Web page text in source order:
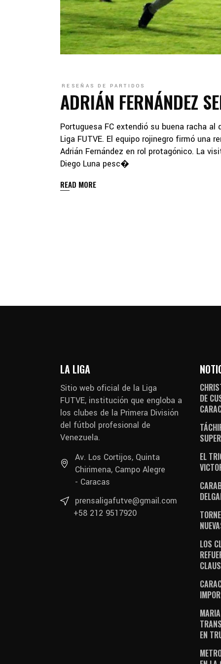
RESEÑAS DE PARTIDOS
ADRIÁN FERNÁNDEZ
Portuguesa FC extendió su buena racha
Liga FUTVE. El equipo rojinegro firmó una
Adrián Fernández en rol protagónico. La
Diego Luna pesc�
READ MORE
LA LIGA
Sitio web oficial de la Liga
FUTVE, institución que engloba a
los clubes de la Primera División
del fútbol profesional de
Venezuela.
Av. Los Cortijos, Quinta
Chirimena, Campo Alegre
- Caracas
prensaligafutve@gmail.com
+58 212 9517920
DE
EL
LOS
EN